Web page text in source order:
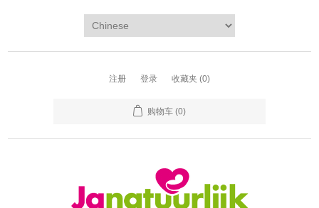
注册 登录 收藏夹 (0)
购物车 (0)